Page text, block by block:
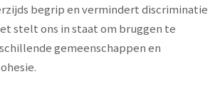
begrip en vermindert discriminatie
stelt ons in staat om bruggen te
gemeenschappen en